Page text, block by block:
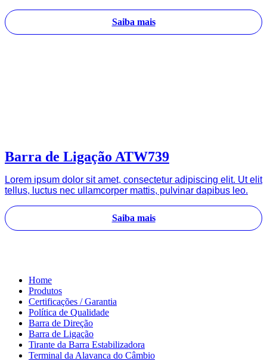
Saiba mais
Barra de Ligação ATW739
Lorem ipsum dolor sit amet, consectetur adipiscing elit. Ut elit
tellus, luctus nec ullamcorper mattis, pulvinar dapibus leo.
Saiba mais
Home
Produtos
Certificações / Garantia
Política de Qualidade
Barra de Direção
Barra de Ligação
Tirante da Barra Estabilizadora
Terminal da Alavanca do Câmbio